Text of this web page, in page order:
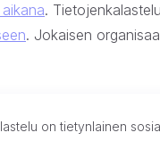
.
. Jokaisen
on tietynlainen